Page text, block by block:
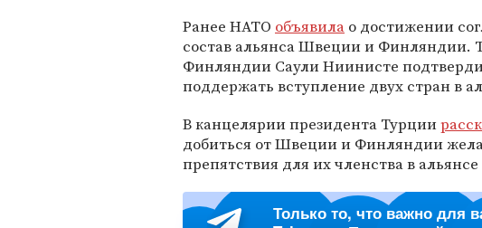
Ранее НАТО объявила о достижении
состав альянса Швеции и Финляндии.
Финляндии Саули Ниинисте
поддержать вступление двух стран в
В канцелярии президента Турции
добиться от Швеции и Финляндии
препятствия для их членства в
Только то, что важно для